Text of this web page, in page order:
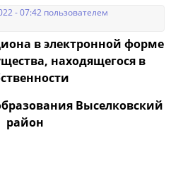
- 07:42 пользователем
в электронной форме
находящегося в
Выселковский
район